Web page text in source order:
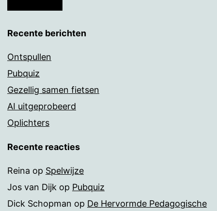
Recente berichten
Ontspullen
Pubquiz
Gezellig samen fietsen
AI uitgeprobeerd
Oplichters
Recente reacties
Reina op Spelwijze
Jos van Dijk op Pubquiz
Dick Schopman op De Hervormde Pedagogische